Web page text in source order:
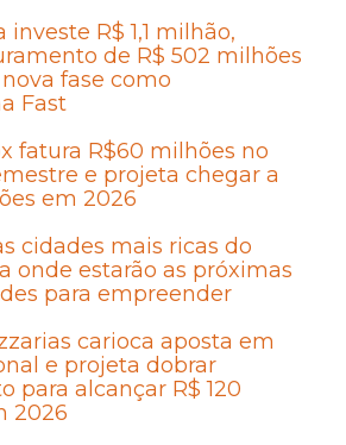
investe R$ 1,1 milhão,
de R$ 502 milhões
fase como
Fast
fatura R$60 milhões no
e projeta chegar a
em 2026
cidades mais ricas do
onde estarão as próximas
para empreender
carioca aposta em
e projeta dobrar
para alcançar R$ 120
2026